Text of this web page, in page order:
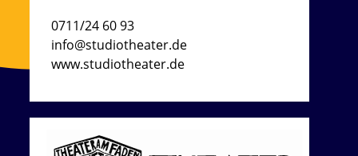
0711/24 60 93
info@studiotheater.de
www.studiotheater.de